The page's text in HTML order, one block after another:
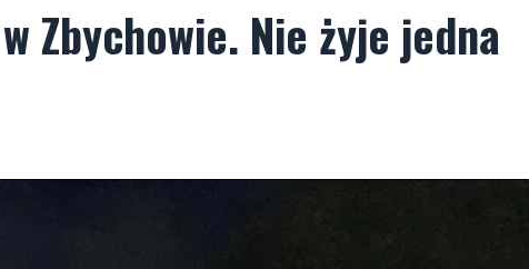
Zbychowie. Nie żyje jedna